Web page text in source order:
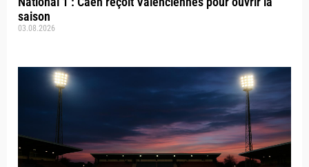
saison
03.08.2026